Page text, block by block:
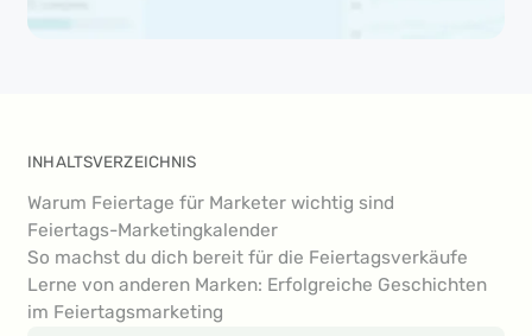
INHALTSVERZEICHNIS
Warum Feiertage für Marketer wichtig sind
Feiertags-Marketingkalender
So machst du dich bereit für die Feiertagsverkäufe
Lerne von anderen Marken: Erfolgreiche Geschichten
im Feiertagsmarketing